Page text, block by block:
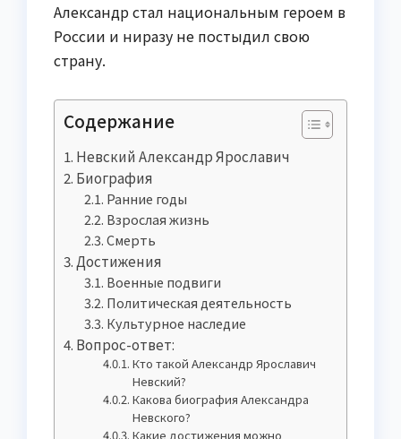
Александр стал национальным героем в
России и ниразу не постыдил свою
страну.
Содержание
Невский Александр Ярославич
Биография
Ранние годы
Взрослая жизнь
Смерть
Достижения
Военные подвиги
Политическая деятельность
Культурное наследие
Вопрос-ответ:
Кто такой Александр Ярославич
Невский?
Какова биография Александра
Невского?
Какие достижения можно